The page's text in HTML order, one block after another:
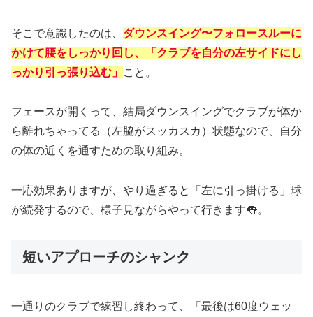
そこで意識したのは、 ダウンスイング〜フォロースルーに
かけて腰をしっかり回し、「クラブを自分の左サイドにし
っかり引っ張り込む」 こと。
フェースが開くって、結局ダウンスイングでクラブが体か
ら離れちゃってる（左脇がスッカスカ）状態なので、自分
の体の近くを通すための取り組み。
一応効果ありますが、やり過ぎると「左に引っ掛ける」球
が続発するので、様子見ながらやって行きます👅。
短いアプローチのシャンク
一通りのクラブで練習し終わって、「最後は60度ウェッ